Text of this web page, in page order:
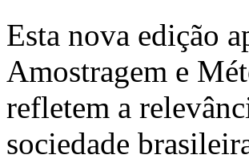
Esta nova edição
Amostragem e
refletem a
sociedade